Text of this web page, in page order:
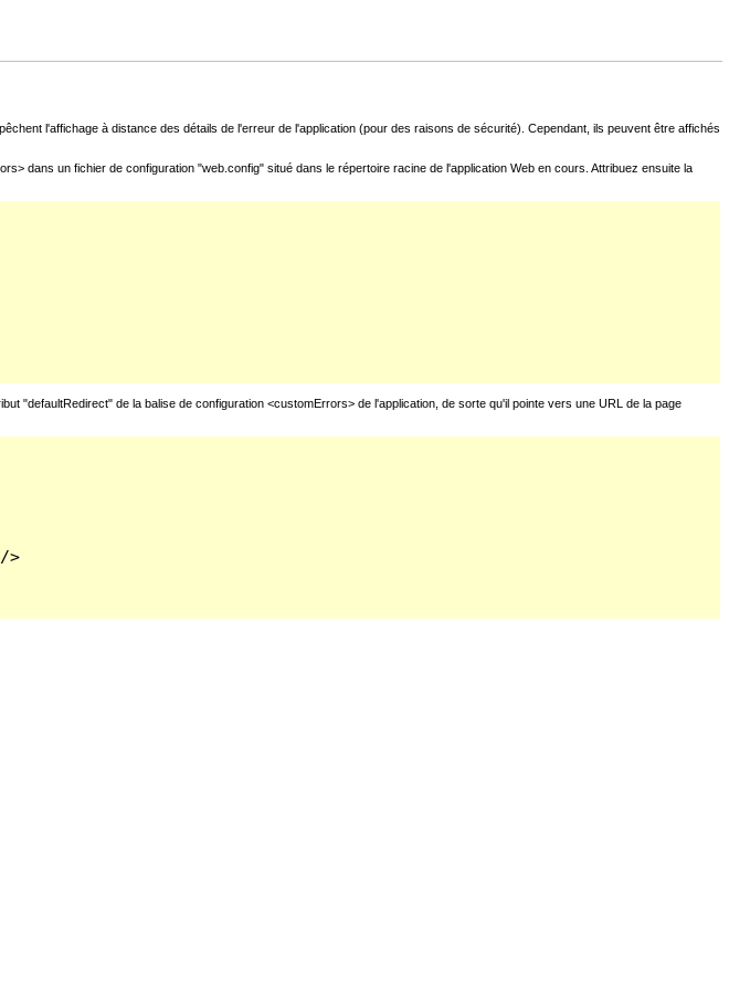
l'affichage à distance des détails de l'erreur de l'application (pour des raisons de sécurité). Cependant, ils peuvent être affichés
dans un fichier de configuration "web.config" situé dans le répertoire racine de l'application Web en cours. Attribuez ensuite la
"defaultRedirect" de la balise de configuration <customErrors> de l'application, de sorte qu'il pointe vers une URL de la page
>